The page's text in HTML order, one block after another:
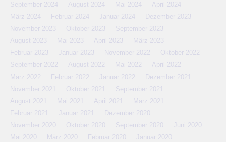
September 2024
August 2024 Mai 2024
April 2024
März 2024
Februar 2024 Januar 2024
Dezember 2023
November 2023
Oktober 2023
September 2023
August 2023
Mai 2023 April 2023
März 2023
Februar 2023
Januar 2023 November 2022
Oktober 2022
September 2022
August 2022 Mai 2022
April 2022
März 2022
Februar 2022 Januar 2022
Dezember 2021
November 2021
Oktober 2021
September 2021
August 2021
Mai 2021 April 2021
März 2021
Februar 2021
Januar 2021
Dezember 2020
November 2020
Oktober 2020 September 2020
Juni 2020
Mai 2020
März 2020 Februar 2020
Januar 2020